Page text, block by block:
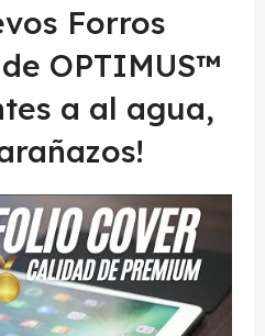
Forros
OPTIMUS™
a al agua,